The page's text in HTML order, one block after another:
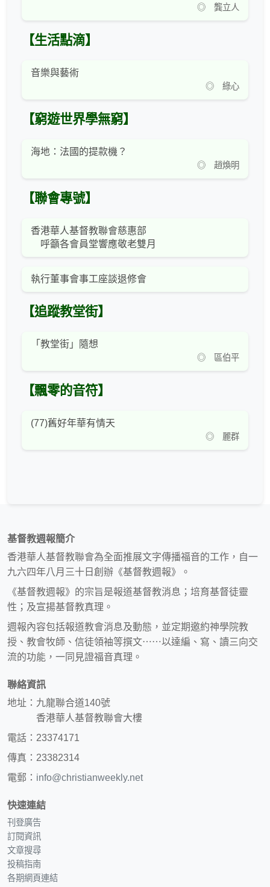
◎ 龔立人
【生活點滴】
音樂與藝術
◎ 綠心
【窮遊世界學無窮】
海地：法國的提款機？
◎ 趙煥明
【聯會專號】
香港華人基督教聯會慈惠部
呼籲各會員堂響應敬老雙月
執行董事會事工座談退修會
【追蹤教堂街】
「教堂街」隨想
◎ 區伯平
【飄零的音符】
(77)舊好年華有情天
◎ 麗群
基督教週報簡介
香港華人基督教聯會為全面推展文字傳播福音的工作，自一
九六四年八月三十日創辦《基督教週報》。
《基督教週報》的宗旨是報道基督教消息；培育基督徒靈
性；及宣揚基督教真理。
週報內容包括報道教會消息及動態，並定期邀約神學院教
授、教會牧師、信徒領袖等撰文⋯⋯以達編、寫、讀三向交
流的功能，一同見證福音真理。
聯絡資訊
地址：九龍聯合道140號
香港華人基督教聯會大樓
電話：23374171
傳真：23382314
電郵： info@christianweekly.net
快速連結
刊登廣告
訂閱資訊
文章搜尋
投稿指南
各期網頁連結